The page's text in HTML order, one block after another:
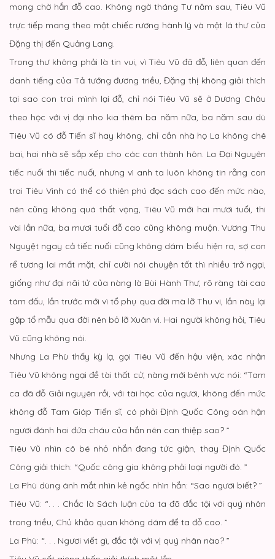
mong chờ hắn đỗ cao. Không ngờ tháng Tư năm sau, Tiêu Vũ
trực tiếp mang theo một chiếc rương hành lý và một lá thư của
Đặng thị đến Quảng Lang.
Trong thư không phải là tin vui, vì Tiêu Vũ đã đỗ, liên quan đến
danh tiếng của Tả tướng đương triều, Đặng thị không giải thích
tại sao con trai mình lại đỗ, chỉ nói Tiêu Vũ sẽ ở Dương Châu
theo học với vị đại nho kia thêm ba năm nữa, ba năm sau dù
Tiêu Vũ có đỗ Tiến sĩ hay không, chỉ cần nhà họ La không chê
bai, hai nhà sẽ sắp xếp cho các con thành hôn. La Đại Nguyên
tiếc nuối thì tiếc nuối, nhưng vì anh ta luôn không tin rằng con
trai Tiêu Vinh có thể có thiên phú đọc sách cao đến mức nào,
nên cũng không quá thất vọng, Tiêu Vũ mới hai mươi tuổi, thi
vài lần nữa, ba mươi tuổi đỗ cao cũng không muộn. Vương Thu
Nguyệt ngay cả tiếc nuối cũng không dám biểu hiện ra, sợ con
rể tương lai mất mặt, chỉ cười nói chuyện tốt thì nhiều trở ngại,
giống như đại nãi tử của nàng là Bùi Hành Thư, rõ ràng tài cao
tám đấu, lần trước mới vì tổ phụ qua đời mà lỡ Thu vi, lần này lại
gặp tổ mẫu qua đời nên bỏ lỡ Xuân vi. Hai người không hỏi, Tiêu
Vũ cũng không nói.
Nhưng La Phù thấy kỳ lạ, gọi Tiêu Vũ đến hậu viện, xác nhận
Tiêu Vũ không ngại đề tài thất cử, nàng mới bênh vực nói: “Tam
ca đã đỗ Giải nguyên rồi, với tài học của ngươi, không đến mức
không đỗ Tam Giáp Tiến sĩ, có phải Định Quốc Công oán hận
ngươi đánh hai đứa cháu của hắn nên can thiệp sao? ”
Tiêu Vũ nhìn cô bé nhỏ nhắn đang tức giận, thay Định Quốc
Công giải thích: “Quốc công gia không phải loại người đó. ”
La Phù dùng ánh mắt nhìn kẻ ngốc nhìn hắn: “Sao ngươi biết? ”
Tiêu Vũ: “. . . Chắc là Sách luận của ta đã đắc tội với quý nhân
trong triều, Chủ khảo quan không dám để ta đỗ cao. ”
La Phù: “. . . Ngươi viết gì, đắc tội với vị quý nhân nào? ”